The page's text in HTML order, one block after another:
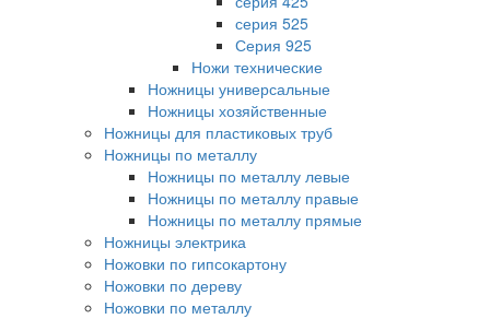
серия 525
Серия 925
Ножи технические
Ножницы универсальные
Ножницы хозяйственные
Ножницы для пластиковых труб
Ножницы по металлу
Ножницы по металлу левые
Ножницы по металлу правые
Ножницы по металлу прямые
Ножницы электрика
Ножовки по гипсокартону
Ножовки по дереву
Ножовки по металлу